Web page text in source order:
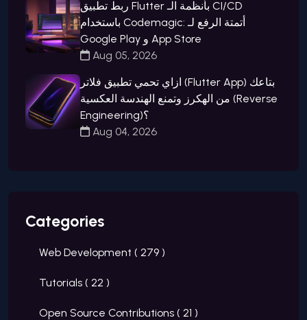
ربط تطبيق Flutter بأنظمة الـ CI/CD
باستخدام Codemagic: أتمتة الرفع لـ
Google Play و App Store
Aug 05, 2026
ازاي تحمي تطبيق فلاتر (Flutter App) بتاعك
من الهكرز وتمنع الهندسة العكسية (Reverse
Engineering)؟
Aug 04, 2026
Categories
Web Development ( 279 )
Tutorials ( 22 )
Open Source Contributions ( 21 )